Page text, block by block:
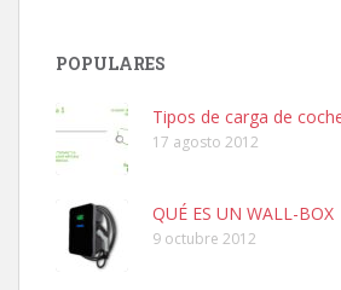
POPULARES
Tipos de carga de
17 agosto 2012
QUÉ ES UN WALL-BOX
9 octubre 2012